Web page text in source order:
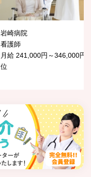
岩崎病院
看護師
月給 241,000円～346,000円
位